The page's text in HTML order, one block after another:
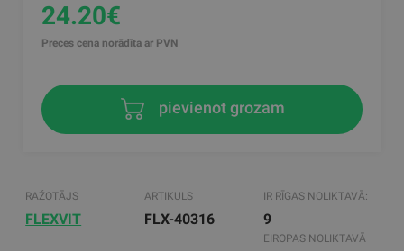
24.20€
Preces cena norādīta ar PVN
pievienot grozam
RAŽOTĀJS
FLEXVIT
ARTIKULS
FLX-40316
IR RĪGAS NOLIKTAVĀ:
9
EIROPAS NOLIKTAVĀ